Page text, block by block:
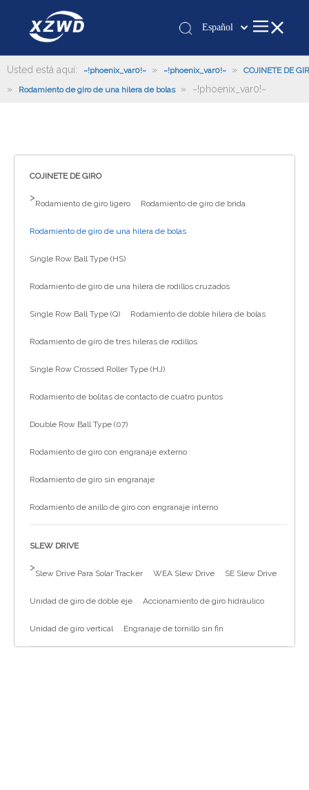
Español
românesc
Türk dili
Português
English
Español
Usted está aquí: ~!phoenix_var0!~ » ~!phoenix_var0!~ » COJINETE DE
» Rodamiento de giro de una hilera de bolas » ~!phoenix_var0!~
COJINETE DE GIRO
>
Rodamiento de giro ligero Rodamiento de giro de brida
Rodamiento de giro de una hilera de bolas
Single Row Ball Type (HS)
Rodamiento de giro de una hilera de rodillos cruzados
Single Row Ball Type (Q) Rodamiento de doble hilera de bolas
Rodamiento de giro de tres hileras de rodillos
Single Row Crossed Roller Type (HJ)
Rodamiento de bolitas de contacto de cuatro puntos
Double Row Ball Type (07)
Rodamiento de giro con engranaje externo
Rodamiento de giro sin engranaje
Rodamiento de anillo de giro con engranaje interno
SLEW DRIVE
>
Slew Drive Para Solar Tracker WEA Slew Drive SE Slew Drive
Unidad de giro de doble eje Accionamiento de giro hidráulico
Unidad de giro vertical Engranaje de tornillo sin fin